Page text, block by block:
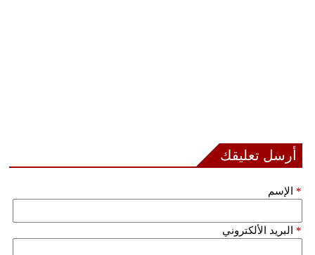
فيديو
سيارات
أرسل تعليقك
الإسم *
البريد الألكتروني *